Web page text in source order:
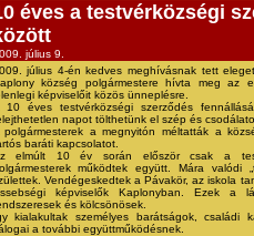
éves a testvérközségi
július 9.
július 4-én kedves meghívásnak tett
község polgármestere hívta meg az
képviselőit közös ünneplésre.
10 éves testvérközségi szerződés
napot tölthetünk el szép és
polgármesterek a megnyitón méltatták a
baráti kapcsolatot.
elmúlt 10 év során először csak a
működtek együtt. Mára valódi
Vendégeskedtek a Pávakör, az iskola
képviselők Kaplonyban. Ezek a
és kölcsönösek.
kialakultak személyes barátságok, családi
a további együttműködésnek.